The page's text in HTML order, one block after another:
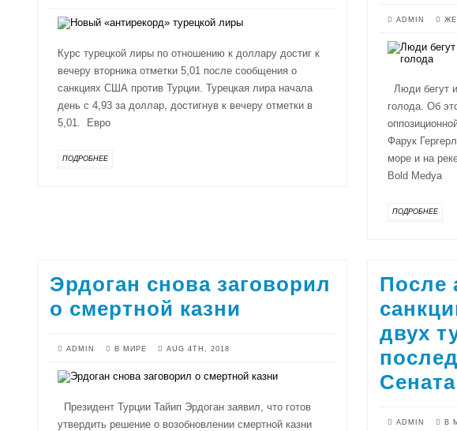
Курс турецкой лиры по отношению к доллару достиг к
вечеру вторника отметки 5,01 после сообщения о
санкциях США против Турции. Турецкая лира начала
день с 4,93 за доллар, достигнув к вечеру отметки в
5,01. Евро
ПОДРОБНЕЕ
ADMIN
Люди бегут
голода. Об
Фарук
море и на
Bold Medya
ПОДРОБНЕЕ
Эрдоган снова заговорил
о смертной казни
ADMIN В МИРЕ AUG 4TH, 2018
Президент Турции Тайип Эрдоган заявил, что готов
утвердить решение о возобновлении смертной казни
После
двух
ADMIN В